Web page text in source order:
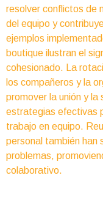
resolver conflictos de
del equipo y
ejemplos
boutique ilustran el
cohesionado. La
los compañeros y la
promover la unión y
estrategias efectivas
trabajo en equipo.
personal también han
problemas,
colaborativo.